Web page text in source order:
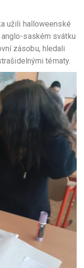
užili halloweenské
saském svátku
zásobu, hledali
tématy.